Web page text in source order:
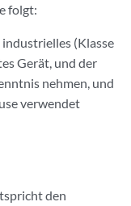
folgt:
industrielles (Klasse
Gerät, und der
nehmen, und
verwendet
den